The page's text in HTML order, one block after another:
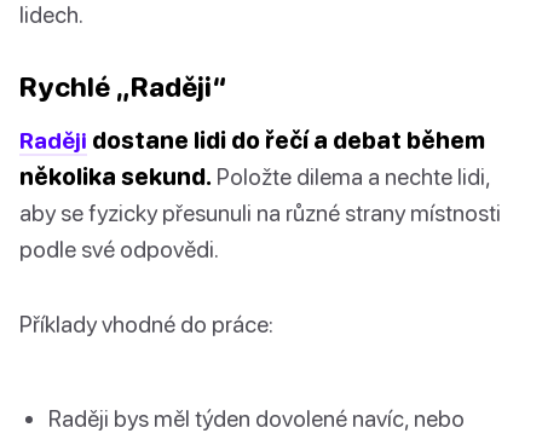
lidech.
Rychlé „Raději“
Raději dostane lidi do řečí a debat během
několika sekund. Položte dilema a nechte lidi,
aby se fyzicky přesunuli na různé strany místnosti
podle své odpovědi.
Příklady vhodné do práce:
Raději bys měl týden dovolené navíc, nebo